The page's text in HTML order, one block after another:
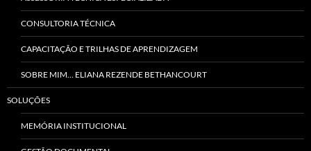
CONSULTORIA TÉCNICA
CAPACITAÇÃO E TRILHAS DE APRENDIZAGEM
SOBRE MIM… ELIANA REZENDE BETHANCOURT
SOLUÇÕES
MEMÓRIA INSTITUCIONAL